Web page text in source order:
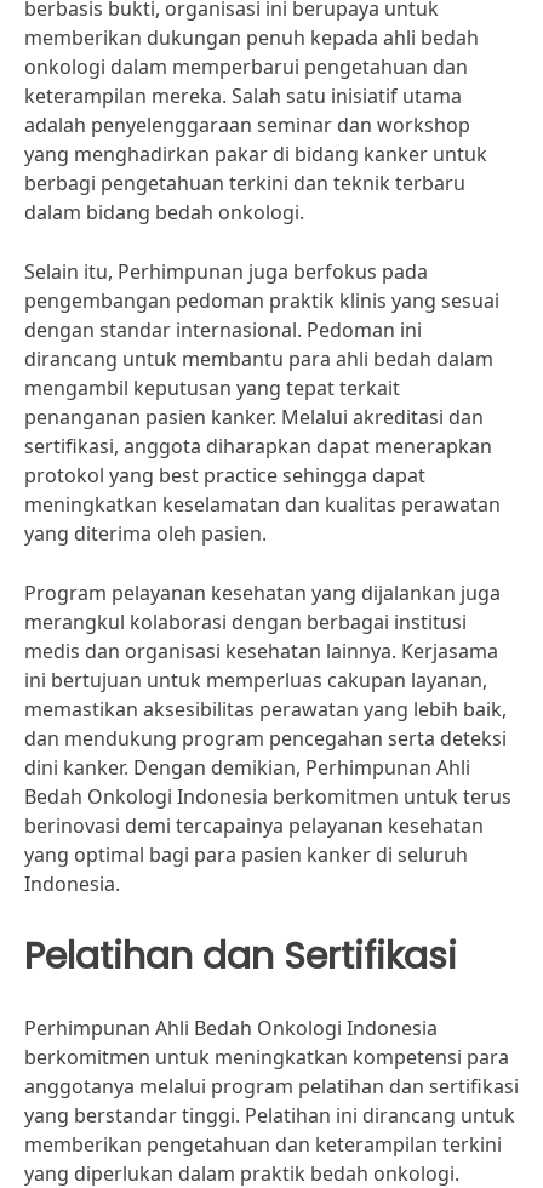
berbasis bukti, organisasi ini berupaya untuk
memberikan dukungan penuh kepada ahli bedah
onkologi dalam memperbarui pengetahuan dan
keterampilan mereka. Salah satu inisiatif utama
adalah penyelenggaraan seminar dan workshop
yang menghadirkan pakar di bidang kanker untuk
berbagi pengetahuan terkini dan teknik terbaru
dalam bidang bedah onkologi.
Selain itu, Perhimpunan juga berfokus pada
pengembangan pedoman praktik klinis yang sesuai
dengan standar internasional. Pedoman ini
dirancang untuk membantu para ahli bedah dalam
mengambil keputusan yang tepat terkait
penanganan pasien kanker. Melalui akreditasi dan
sertifikasi, anggota diharapkan dapat menerapkan
protokol yang best practice sehingga dapat
meningkatkan keselamatan dan kualitas perawatan
yang diterima oleh pasien.
Program pelayanan kesehatan yang dijalankan juga
merangkul kolaborasi dengan berbagai institusi
medis dan organisasi kesehatan lainnya. Kerjasama
ini bertujuan untuk memperluas cakupan layanan,
memastikan aksesibilitas perawatan yang lebih baik,
dan mendukung program pencegahan serta deteksi
dini kanker. Dengan demikian, Perhimpunan Ahli
Bedah Onkologi Indonesia berkomitmen untuk terus
berinovasi demi tercapainya pelayanan kesehatan
yang optimal bagi para pasien kanker di seluruh
Indonesia.
Pelatihan dan Sertifikasi
Perhimpunan Ahli Bedah Onkologi Indonesia
berkomitmen untuk meningkatkan kompetensi para
anggotanya melalui program pelatihan dan sertifikasi
yang berstandar tinggi. Pelatihan ini dirancang untuk
memberikan pengetahuan dan keterampilan terkini
yang diperlukan dalam praktik bedah onkologi.